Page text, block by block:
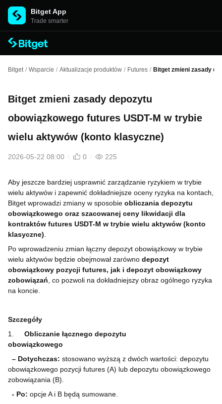
Bitget App
Trade smarter
Bitget / Wsparcie / Aktualizacje produktów / Futures / Bitget zmieni zasady
Bitget zmieni zasady depozytu
obowiązkowego futures USDT-M w trybie
wielu aktywów (konto klasyczne)
2026-05-22 08:00 0 225
Aby jeszcze bardziej usprawnić zarządzanie ryzykiem w trybie
wielu aktywów i zapewnić dokładniejsze oceny ryzyka na kontach,
Bitget wprowadzi zmiany w sposobie obliczania depozytu
obowiązkowego oraz szacowanej ceny likwidacji dla
kontraktów futures USDT-M w trybie wielu aktywów (konto
klasyczne)
Po wprowadzeniu zmian łączny depozyt obowiązkowy w trybie
wielu aktywów będzie obejmował zarówno depozyt
obowiązkowy pozycji futures, jak i depozyt obowiązkowy
zobowiązań , co pozwoli na dokładniejszy obraz ogólnego ryzyka
na koncie.
Szczegóły
1.
Obliczanie łącznego depozytu
obowiązkowego
– Dotychczas: stosowano wyższą z dwóch wartości: depozytu
obowiązkowego pozycji futures (A) lub depozytu obowiązkowego
zobowiązania (B).
- Po: opcje A i B będą sumowane.